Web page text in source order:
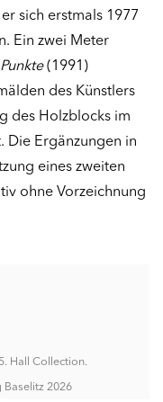
sich erstmals 1977
Ein zwei Meter
(1991)
des Künstlers
des Holzblocks im
Ergänzungen in
eines zweiten
ohne Vorzeichnung
Hall Collection.
2026